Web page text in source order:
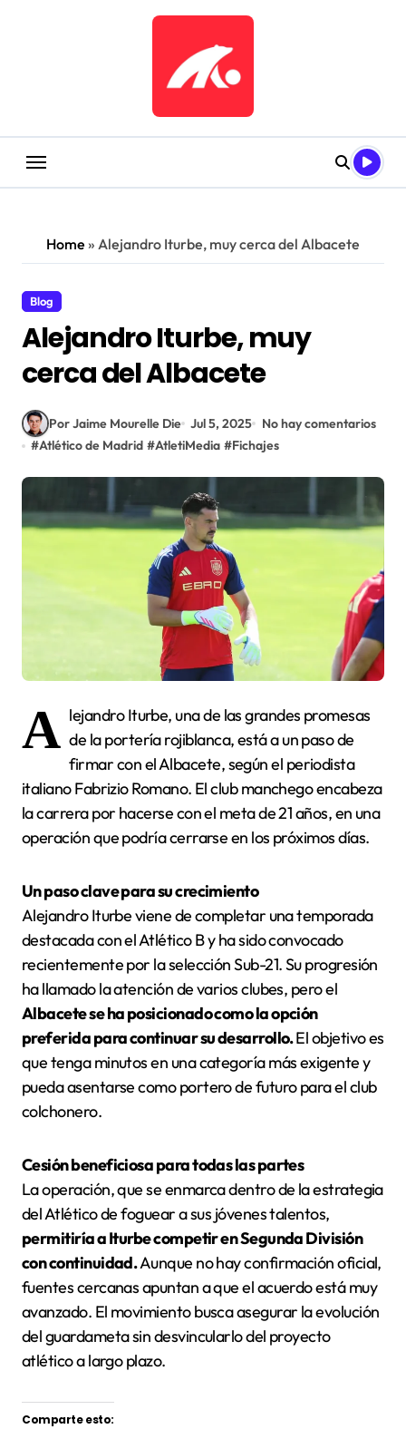
Home » Alejandro Iturbe, muy cerca del Albacete
Blog
Alejandro Iturbe, muy
cerca del Albacete
Por Jaime Mourelle Die Jul 5, 2025
No hay comentarios
#Atlético de Madrid #AtletiMedia #Fichajes
A lejandro Iturbe, una de las grandes promesas
de la portería rojiblanca, está a un paso de
firmar con el Albacete, según el periodista
italiano Fabrizio Romano. El club manchego encabeza
la carrera por hacerse con el meta de 21 años, en una
operación que podría cerrarse en los próximos días.
Un paso clave para su crecimiento
Alejandro Iturbe viene de completar una temporada
destacada con el Atlético B y ha sido convocado
recientemente por la selección Sub-21. Su progresión
ha llamado la atención de varios clubes, pero el
Albacete se ha posicionado como la opción
preferida para continuar su desarrollo.El objetivo es
que tenga minutos en una categoría más exigente y
pueda asentarse como portero de futuro para el club
colchonero.
Cesión beneficiosa para todas las partes
La operación, que se enmarca dentro de la estrategia
del Atlético de foguear a sus jóvenes talentos,
permitiría a Iturbe competir en Segunda División
con continuidad.Aunque no hay confirmación oficial,
fuentes cercanas apuntan a que el acuerdo está muy
avanzado. El movimiento busca asegurar la evolución
del guardameta sin desvincularlo del proyecto
atlético a largo plazo.
Comparte esto: